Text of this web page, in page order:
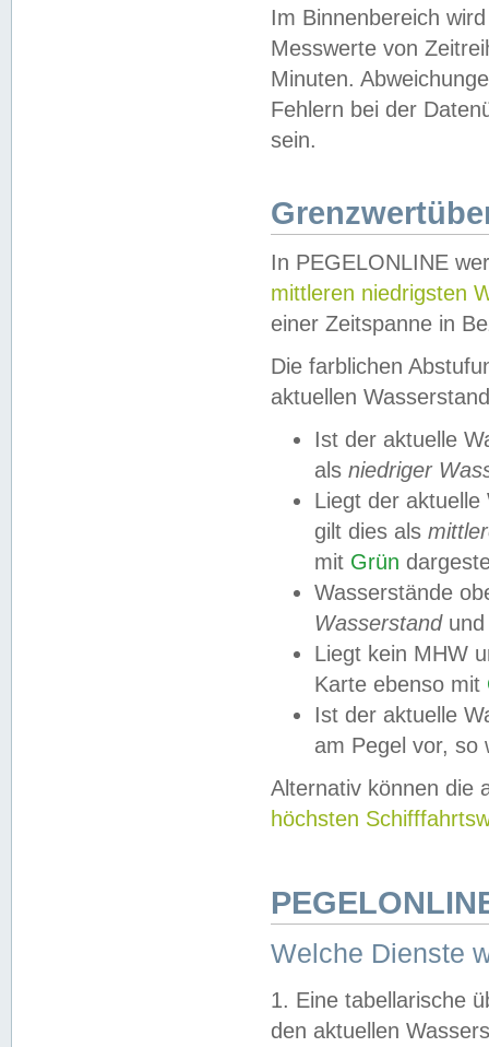
Im Binnenbereich
Messwerte von
Minuten.
Fehlern bei der
sein.
In PEGELONLINE
mittleren niedrigsten
einer Zeitspanne in
Die farblichen
aktuellen
Ist der aktuelle
als niedriger
Liegt der
gilt dies als
mit Grün
Wasserstände
Wasserstandund
Liegt kein MHW
Karte ebenso mit
Ist der aktuelle
am Pegel vor,
Alternativ können die
höchsten
Welche Dienste
1. Eine tabellarische
den aktuellen